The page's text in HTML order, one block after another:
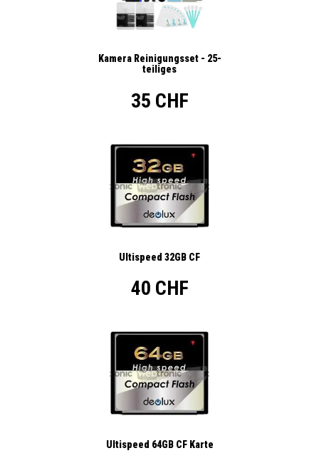
Kamera Reinigungsset - 25-
teiliges
35 CHF
Ultispeed 32GB CF
40 CHF
Ultispeed 64GB CF Karte